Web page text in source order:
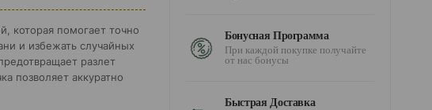
которая помогает точно
и избежать случайных
разлет
позволяет аккуратно
Бонусная Программа
При каждой покупке получайте
от нас бонусы
Быстрая Доставка